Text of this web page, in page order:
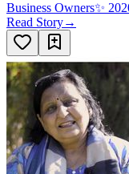
Business Owners✨
Read Story→